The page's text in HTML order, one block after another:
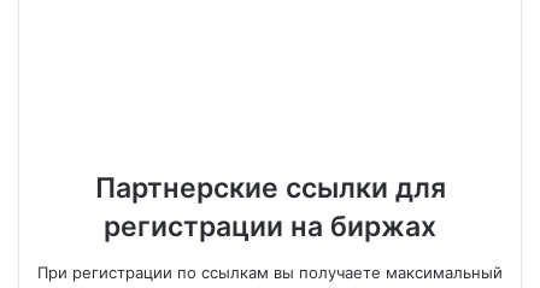
Партнерские ссылки для
регистрации на биржах
При регистрации по ссылкам вы получаете максимальный